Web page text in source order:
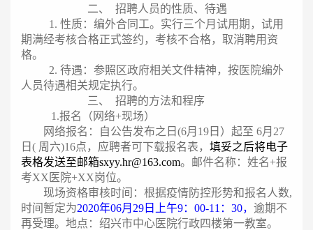
二、
招聘人员的性质、待遇
1. 性质：编外合同工。实行三个月试用期，试用
期满经考核合格正式签约，考核不合格，取消聘用资
格。
2. 待遇：参照区政府相关文件精神，按医院编外
人员待遇相关规定执行。
三、
招聘的方法和程序
1.报名（网络+现场）
网络报名：自公告发布之日(6月19日）起至 6月27
日( 周六)16点，应聘者可下载报名表， 填妥之后将电子
表格发送至邮箱sxyy.hr@163.com。邮件名称：姓名+报
考XX医院+XX岗位。
现场资格审核时间：根据疫情防控形势和报名人数,
时间暂定为2020年06月29日上午9：00-11：30， 逾期不
再受理。地点：绍兴市中心医院行政四楼第一教室。